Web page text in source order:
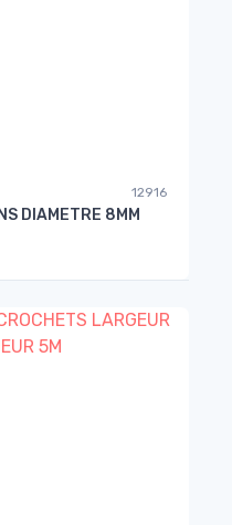
12916
DIAMETRE 8MM